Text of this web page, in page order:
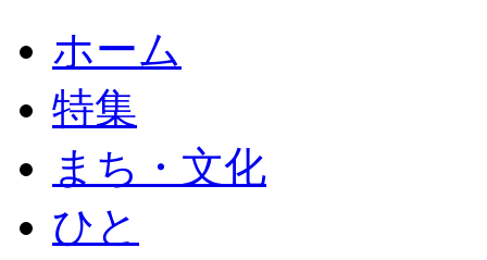
ホーム
特集
まち・文化
ひと